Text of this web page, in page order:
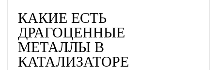
КАКИЕ ЕСТЬ
ДРАГОЦЕННЫЕ
МЕТАЛЛЫ В
КАТАЛИЗАТОРЕ